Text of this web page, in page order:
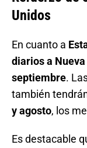
Unidos
En cuanto a
diarios a
septiembre.
también
y agosto, los
Es destacable